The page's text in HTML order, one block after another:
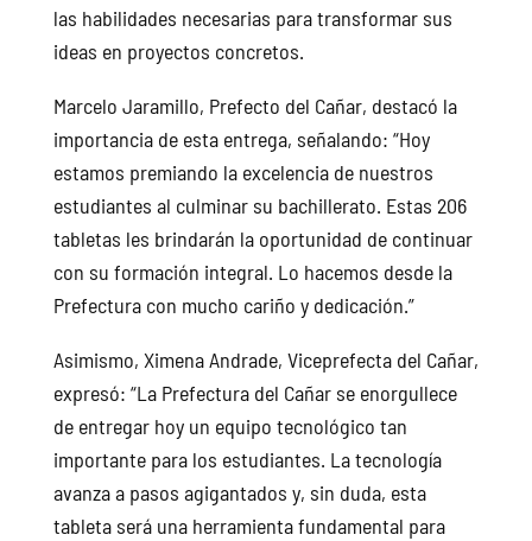
las habilidades necesarias para transformar sus
ideas en proyectos concretos.
Marcelo Jaramillo, Prefecto del Cañar, destacó la
importancia de esta entrega, señalando: “Hoy
estamos premiando la excelencia de nuestros
estudiantes al culminar su bachillerato. Estas 206
tabletas les brindarán la oportunidad de continuar
con su formación integral. Lo hacemos desde la
Prefectura con mucho cariño y dedicación.”
Asimismo, Ximena Andrade, Viceprefecta del Cañar,
expresó: “La Prefectura del Cañar se enorgullece
de entregar hoy un equipo tecnológico tan
importante para los estudiantes. La tecnología
avanza a pasos agigantados y, sin duda, esta
tableta será una herramienta fundamental para